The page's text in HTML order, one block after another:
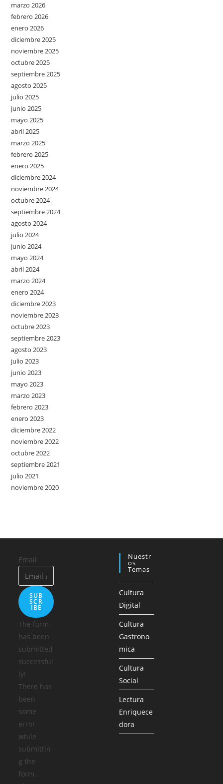
marzo 2026
febrero 2026
enero 2026
diciembre 2025
noviembre 2025
octubre 2025
septiembre 2025
agosto 2025
julio 2025
junio 2025
mayo 2025
abril 2025
marzo 2025
febrero 2025
enero 2025
diciembre 2024
noviembre 2024
octubre 2024
septiembre 2024
agosto 2024
julio 2024
junio 2024
mayo 2024
abril 2024
marzo 2024
enero 2024
diciembre 2023
noviembre 2023
octubre 2023
septiembre 2023
agosto 2023
julio 2023
junio 2023
mayo 2023
marzo 2023
febrero 2023
enero 2023
diciembre 2022
noviembre 2022
octubre 2022
septiembre 2021
julio 2021
noviembre 2020
Email
SUB
SCR
IBE
The form
has been
submitted
successful
ly!
There has
been
some
error
while
submittin
g the
form.
Nuestr
Os
Temas
Cultura
Digital
Cultura
Gastrono
mica
Cultura
Social
Lectura
Enriquece
dora